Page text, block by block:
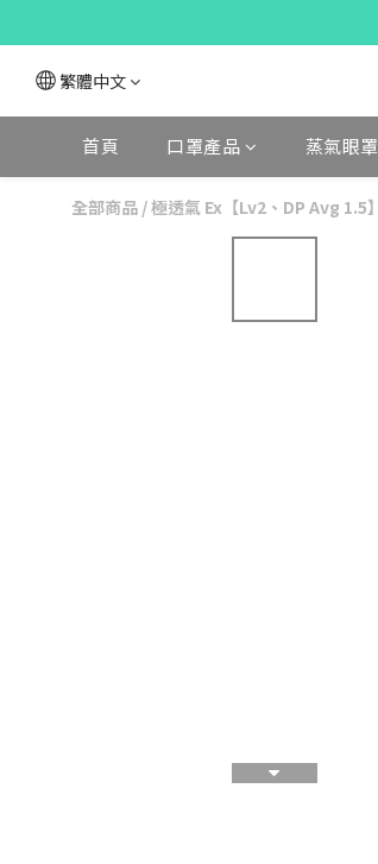
繁體中文
首頁 口罩產品 蒸氣眼罩
全部商品 /極透氣 Ex【Lv2、DP Avg 1.5】